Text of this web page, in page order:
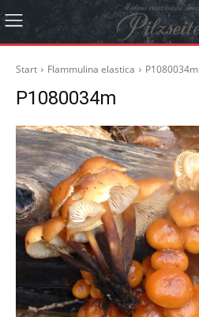
Start Flammulina elastica P1080034m
P1080034m